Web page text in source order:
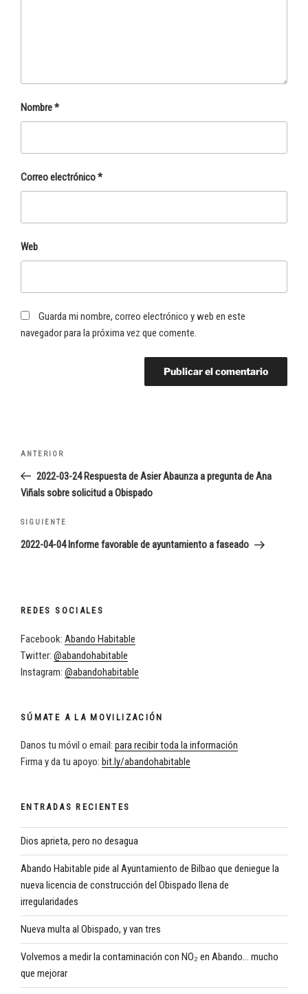
Nombre*
Correo electrónico*
Web
Guarda mi nombre, correo electrónico y web en este
navegador para la próxima vez que comente.
Navegación
entradas
Entrada
anterior:
ANTERIOR
2022-03-24 Respuesta de Asier Abaunza a pregunta de Ana
Viñals sobre solicitud a Obispado
Siguiente
entrada
SIGUIENTE
2022-04-04 Informe favorable de ayuntamiento a faseado
REDES SOCIALES
Facebook: Abando Habitable
Twitter: @abandohabitable
Instagram: @abandohabitable
SÚMATE A LA MOVILIZACIÓN
Danos tu móvil o email: para recibir toda la información
Firma y da tu apoyo: bit.ly/abandohabitable
ENTRADAS RECIENTES
Dios aprieta, pero no desagua
Abando Habitable pide al Ayuntamiento de Bilbao que deniegue la
nueva licencia de construcción del Obispado llena de
irregularidades
Nueva multa al Obispado, y van tres
Volvemos a medir la contaminación con NO₂ en Abando… mucho
que mejorar